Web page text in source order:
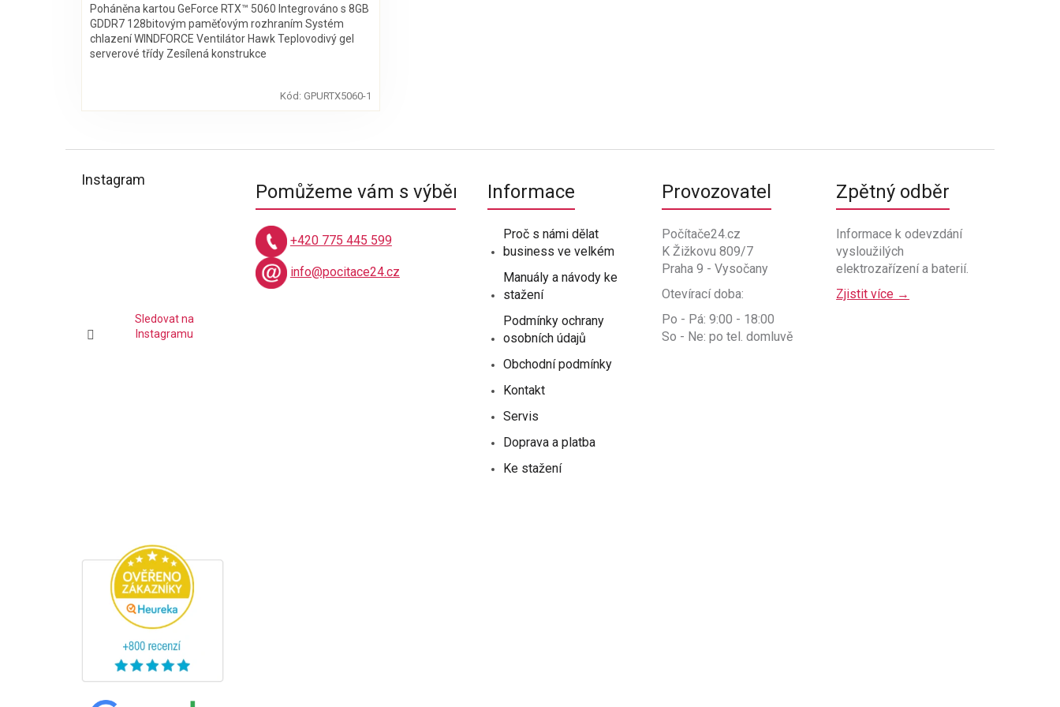
Poháněna kartou GeForce RTX™ 5060 Integrováno s 8GB
GDDR7 128bitovým paměťovým rozhraním Systém
chlazení WINDFORCE Ventilátor Hawk Teplovodivý gel
serverové třídy Zesílená konstrukce
Kód: GPURTX5060-1
v
d
a
í
p
v
k
v
ý
p
i
s
Instagram
Sledovat na
Instagramu
Pomůžeme vám s výběrem
+420 775 445 599
info@pocitace24.cz
Informace
Proč s námi dělat
business ve velkém
Manuály a návody ke
stažení
Podmínky ochrany
osobních údajů
Obchodní podmínky
Kontakt
Servis
Doprava a platba
Ke stažení
Provozovatel
Počítače24.cz
K Žižkovu 809/7
Praha 9 - Vysočany
Otevírací doba:
Po - Pá: 9:00 - 18:00
So - Ne: po tel. domluvě
Zpětný odběr
Informace k odevzdání
vysloužilých
elektrozařízení a baterií.
Zjistit více →